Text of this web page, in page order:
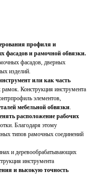
профиля и
фасадов и рамочной обвязки.
фасадов, дверных
изделий.
или как часть
Конструкция инструмента
элементов,
мебельной обвязки
расположение рабочих
Благодаря этому
типов рамочных соединений
и деревообрабатывающих
инструмента
и высокую точность